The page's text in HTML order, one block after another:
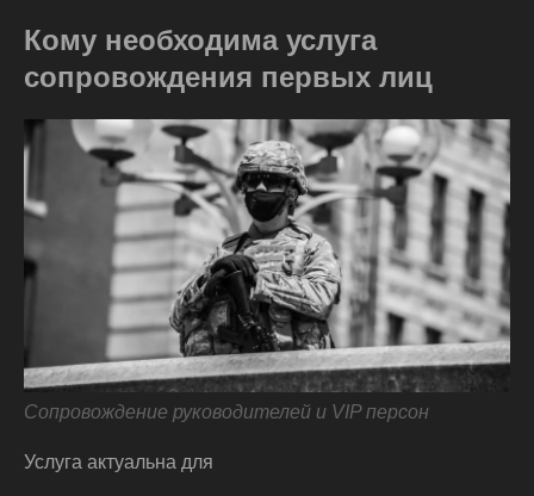
Кому необходима услуга
сопровождения первых лиц
Сопровождение руководителей и VIP персон
Услуга актуальна для